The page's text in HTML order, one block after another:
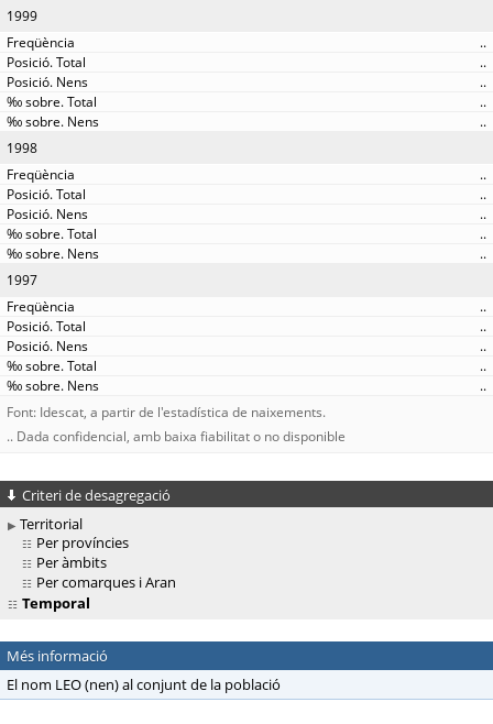
1999
..
..
..
..
..
1998
..
..
..
..
..
1997
..
..
..
..
..
Font: Idescat, a partir de l'estadística de naixements.
.. Dada confidencial, amb baixa fiabilitat o no disponible
Criteri de desagregació
Territorial
Per províncies
Per àmbits
Per comarques i Aran
Temporal
Més informació
El nom LEO (nen) al conjunt de la població